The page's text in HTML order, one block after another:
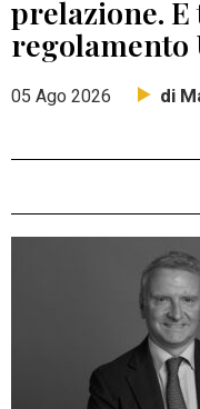
prelazione.
regolamento
05 Ago 2026 di